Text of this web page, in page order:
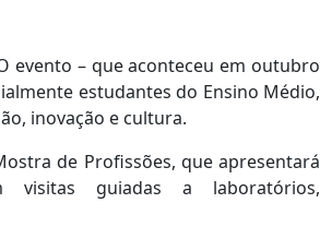
evento – que aconteceu em outubro
estudantes do Ensino Médio,
inovação e cultura.
de Profissões, que apresentará
guiadas a laboratórios,